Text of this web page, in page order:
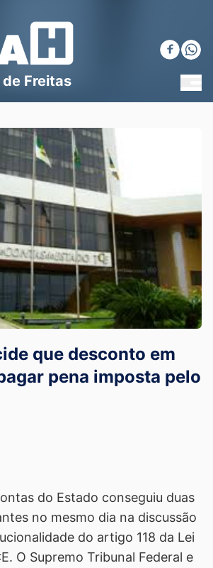
Freitas
que desconto em
pena imposta pelo
facebook
pelo email
do Estado conseguiu duas
no mesmo dia na discussão
do artigo 118 da Lei
O Supremo Tribunal Federal e